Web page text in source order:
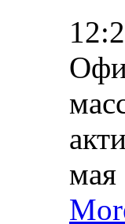
мая